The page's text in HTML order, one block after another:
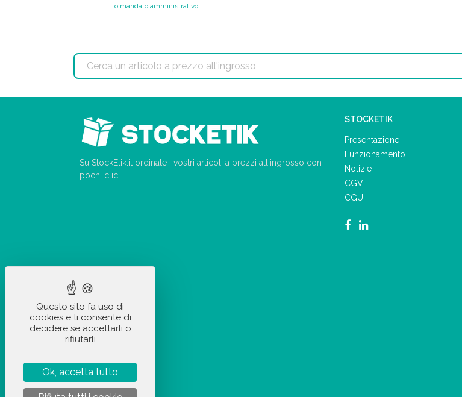
o mandato amministrativo
Su StockEtik.it ordinate i vostri articoli a prezzi all'ingrosso con
pochi clic!
STOCKETIK
Presentazione
Funzionamento
Notizie
CGV
CGU
Questo sito fa uso di
cookies e ti consente di
decidere se accettarli o
rifiutarli
Ok, accetta tutto